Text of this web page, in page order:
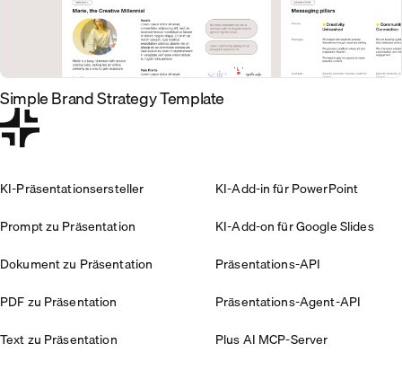
Simple Brand Strategy Template
KI-Präsentationsersteller
Prompt zu Präsentation
Dokument zu Präsentation
PDF zu Präsentation
Text zu Präsentation
KI-Add-in für PowerPoint
KI-Add-on für Google Slides
Präsentations-API
Präsentations-Agent-API
Plus AI MCP-Server